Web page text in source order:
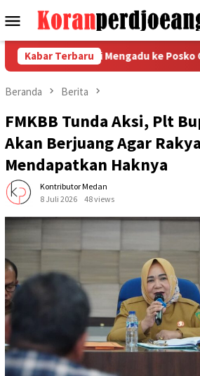
ke
Menu
Mobile
Kabar Terbaru
Plas Abadi Mengadu ke Posko Orange
Beranda Berita
FMKBB Tunda Aksi, Plt
Akan Berjuang Agar
Mendapatkan Haknya
Kontributor Medan
8 Juli 2026
48 views